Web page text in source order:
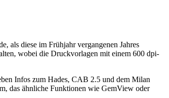
als diese im Frühjahr vergangenen Jahres
wobei die Druckvorlagen mit einem 600 dpi-
Infos zum Hades, CAB 2.5 und dem Milan
das ähnliche Funktionen wie GemView oder